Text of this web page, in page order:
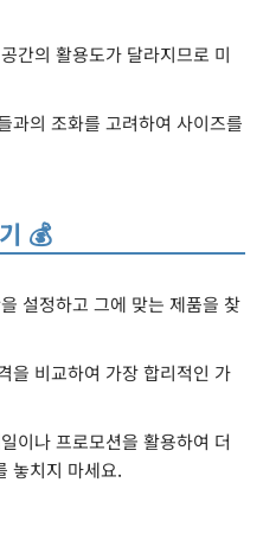
간의 활용도가 달라지므로 미
과의 조화를 고려하여 사이즈를
💰
설정하고 그에 맞는 제품을 찾
을 비교하여 가장 합리적인 가
이나 프로모션을 활용하여 더
놓치지 마세요.